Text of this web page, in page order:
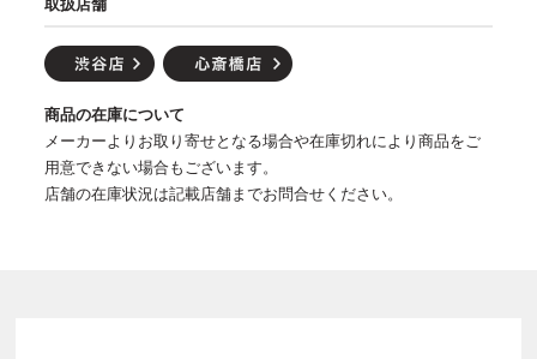
取扱店舗
商品の在庫について
メーカーよりお取り寄せとなる場合や在庫切れにより商品をご
用意できない場合もございます。
店舗の在庫状況は記載店舗までお問合せください。